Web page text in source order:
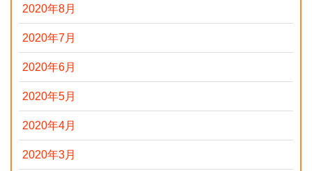
2020年8月
2020年7月
2020年6月
2020年5月
2020年4月
2020年3月